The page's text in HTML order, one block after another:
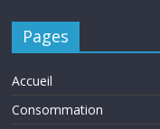
Pages
Accueil
Consommation